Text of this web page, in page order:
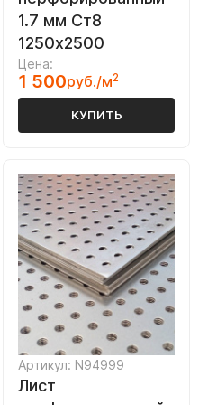
1.7 мм Ст8
1250х2500
Цена:
1 500руб./м2
КУПИТЬ
Артикул: N94999
Лист